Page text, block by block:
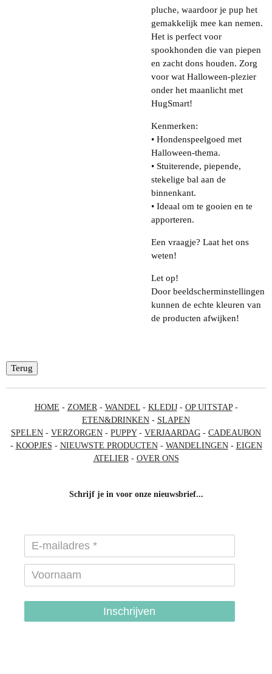
pluche, waardoor je pup het
gemakkelijk mee kan nemen.
Het is perfect voor
spookhonden die van piepen
en zacht dons houden. Zorg
voor wat Halloween-plezier
onder het maanlicht met
HugSmart!
Kenmerken:
• Hondenspeelgoed met
Halloween-thema.
• Stuiterende, piepende,
stekelige bal aan de
binnenkant.
• Ideaal om te gooien en te
apporteren.
Een vraagje? Laat het ons
weten!
Let op!
Door beeldscherminstellingen
kunnen de echte kleuren van
de producten afwijken!
Terug
HOME - ZOMER- WANDEL- KLEDIJ- OP UITSTAP-
ETEN&DRINKEN - SLAPEN
SPELEN - VERZORGEN - PUPPY- VERJAARDAG - CADEAUBON
- KOOPJES - NIEUWSTE PRODUCTEN- WANDELINGEN- EIGEN
ATELIER- OVER ONS
Schrijf je in voor onze nieuwsbrief...
Inschrijven